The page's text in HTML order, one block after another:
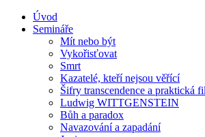
Úvod
Semináře
Mít nebo být
Vykořisťovat
Smrt
Kazatelé, kteří nejsou věřící
Šifry transcendence a praktická
Ludwig WITTGENSTEIN
Bůh a paradox
Navazování a zapadání